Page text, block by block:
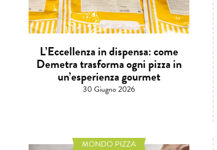
L’Eccellenza in dispensa: come
Demetra trasforma ogni pizza in
un’esperienza gourmet
30 Giugno 2026
MONDO PIZZA